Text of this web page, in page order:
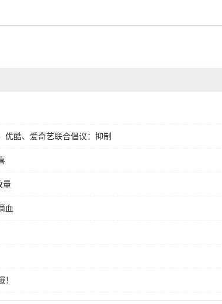
优酷、爱奇艺联合倡议：抑制
量
血